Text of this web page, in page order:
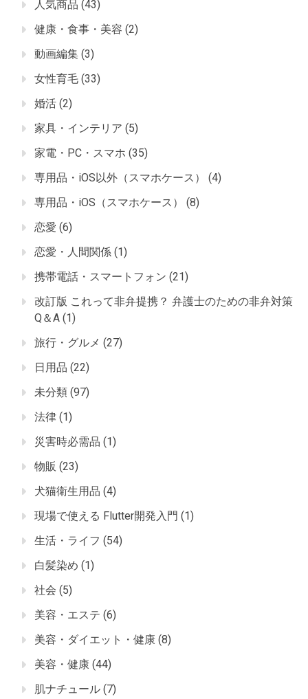
人気商品 (43)
健康・食事・美容 (2)
動画編集 (3)
女性育毛 (33)
婚活 (2)
家具・インテリア (5)
家電・PC・スマホ (35)
専用品・iOS以外（スマホケース）
(4)
専用品・iOS（スマホケース）
(8)
恋愛 (6)
恋愛・人間関係 (1)
携帯電話・スマートフォン (21)
改訂版 これって非弁提携？ 弁護士のための非弁対策
Q＆A (1)
旅行・グルメ (27)
日用品 (22)
未分類 (97)
法律 (1)
災害時必需品 (1)
物販 (23)
犬猫衛生用品 (4)
現場で使える Flutter開発入門 (1)
生活・ライフ (54)
白髪染め (1)
社会 (5)
美容・エステ (6)
美容・ダイエット・健康 (8)
美容・健康 (44)
肌ナチュール (7)